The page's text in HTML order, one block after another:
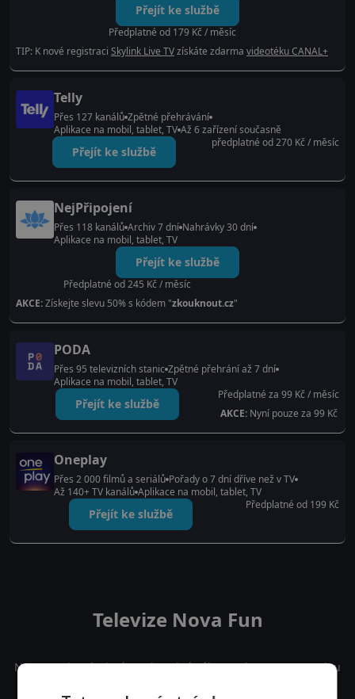
Přejít ke službě
Předplatné od 179 Kč / měsíc
TIP: K nové registraci Skylink Live TVzískáte zdarma videotéku CANAL+
Telly
Přes 127 kanálů Zpětné přehrávání
Aplikace na mobil, tablet, TV Až 6 zařízení současně
Přejít ke službě
předplatné od 270 Kč / měsíc
NejPřipojení
Přes 118 kanálů Archiv 7 dní Nahrávky 30 dní
Aplikace na mobil, tablet, TV
Přejít ke službě
Předplatné od 245 Kč / měsíc
AKCE:Získejte slevu 50% s kódem "zkouknout.cz"
PODA
Přes 95 televizních stanic Zpětné přehrání až 7 dní
Aplikace na mobil, tablet, TV
Přejít ke službě
Předplatné za 99 Kč / měsíc
AKCE:Nyní pouze za 99 Kč
Oneplay
Přes 2 000 filmů a seriálů Pořady o 7 dní dříve než v TV
Až 140+ TV kanálů Aplikace na mobil, tablet, TV
Přejít ke službě
Předplatné od 199 Kč
Televize Nova Fun
Nova Fun je televizní stanice plná zábavy a humoru pro celou